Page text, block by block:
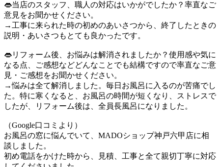
👄当店のスタッフ、職人の対応はいかがでしたか？率直なご
意見をお聞かせください。
→工事に来られた時の初めのあいさつから、終了したときの
説明・あいさつもとても良かったです。
👄リフォーム後、お悩みは解消されましたか？使用感や気に
なる点、ご感想などどんなことでも結構ですので率直なご意
見・ご感想をお聞かせください。
→悩みは全て解消しました。毎日お風呂に入るのが苦痛でし
た。特に寒くなると、お風呂の時間が短くなり、ストレスで
したが、リフォーム後は、全員長風呂になりました。
（Google口コミより）
お風呂の窓に悩んでいて、MADOショップ神戸六甲店に相
談しました。
初め電話をかけた時から、見積、工事と全て親切丁寧に対応